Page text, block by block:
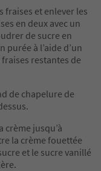
fraises et enlever les
en deux avec un
de sucre en
à l’aide d’un
restantes de
de chapelure de
crème jusqu’à
la crème fouettée
et le sucre vanillé